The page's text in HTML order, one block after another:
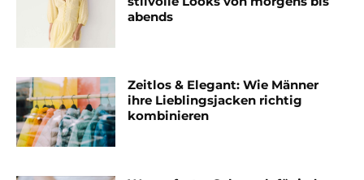
abends
Zeitlos & Elegant: Wie Männer
ihre Lieblingsjacken richtig
kombinieren